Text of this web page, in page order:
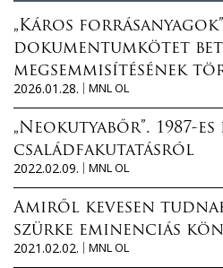
„Káros
dokumentumkötet
megsemmisítésének
2026.01.28.
MNL OL
„Neokutyabőr”. 1987-
családfakutatásról
2022.02.09.
MNL OL
Amiről kevesen
szürke eminenciás
2021.02.02.
MNL OL